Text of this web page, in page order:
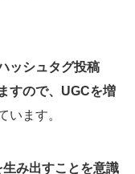
ッシュタグ投稿
すので、UGCを増
います。
み出すことを意識